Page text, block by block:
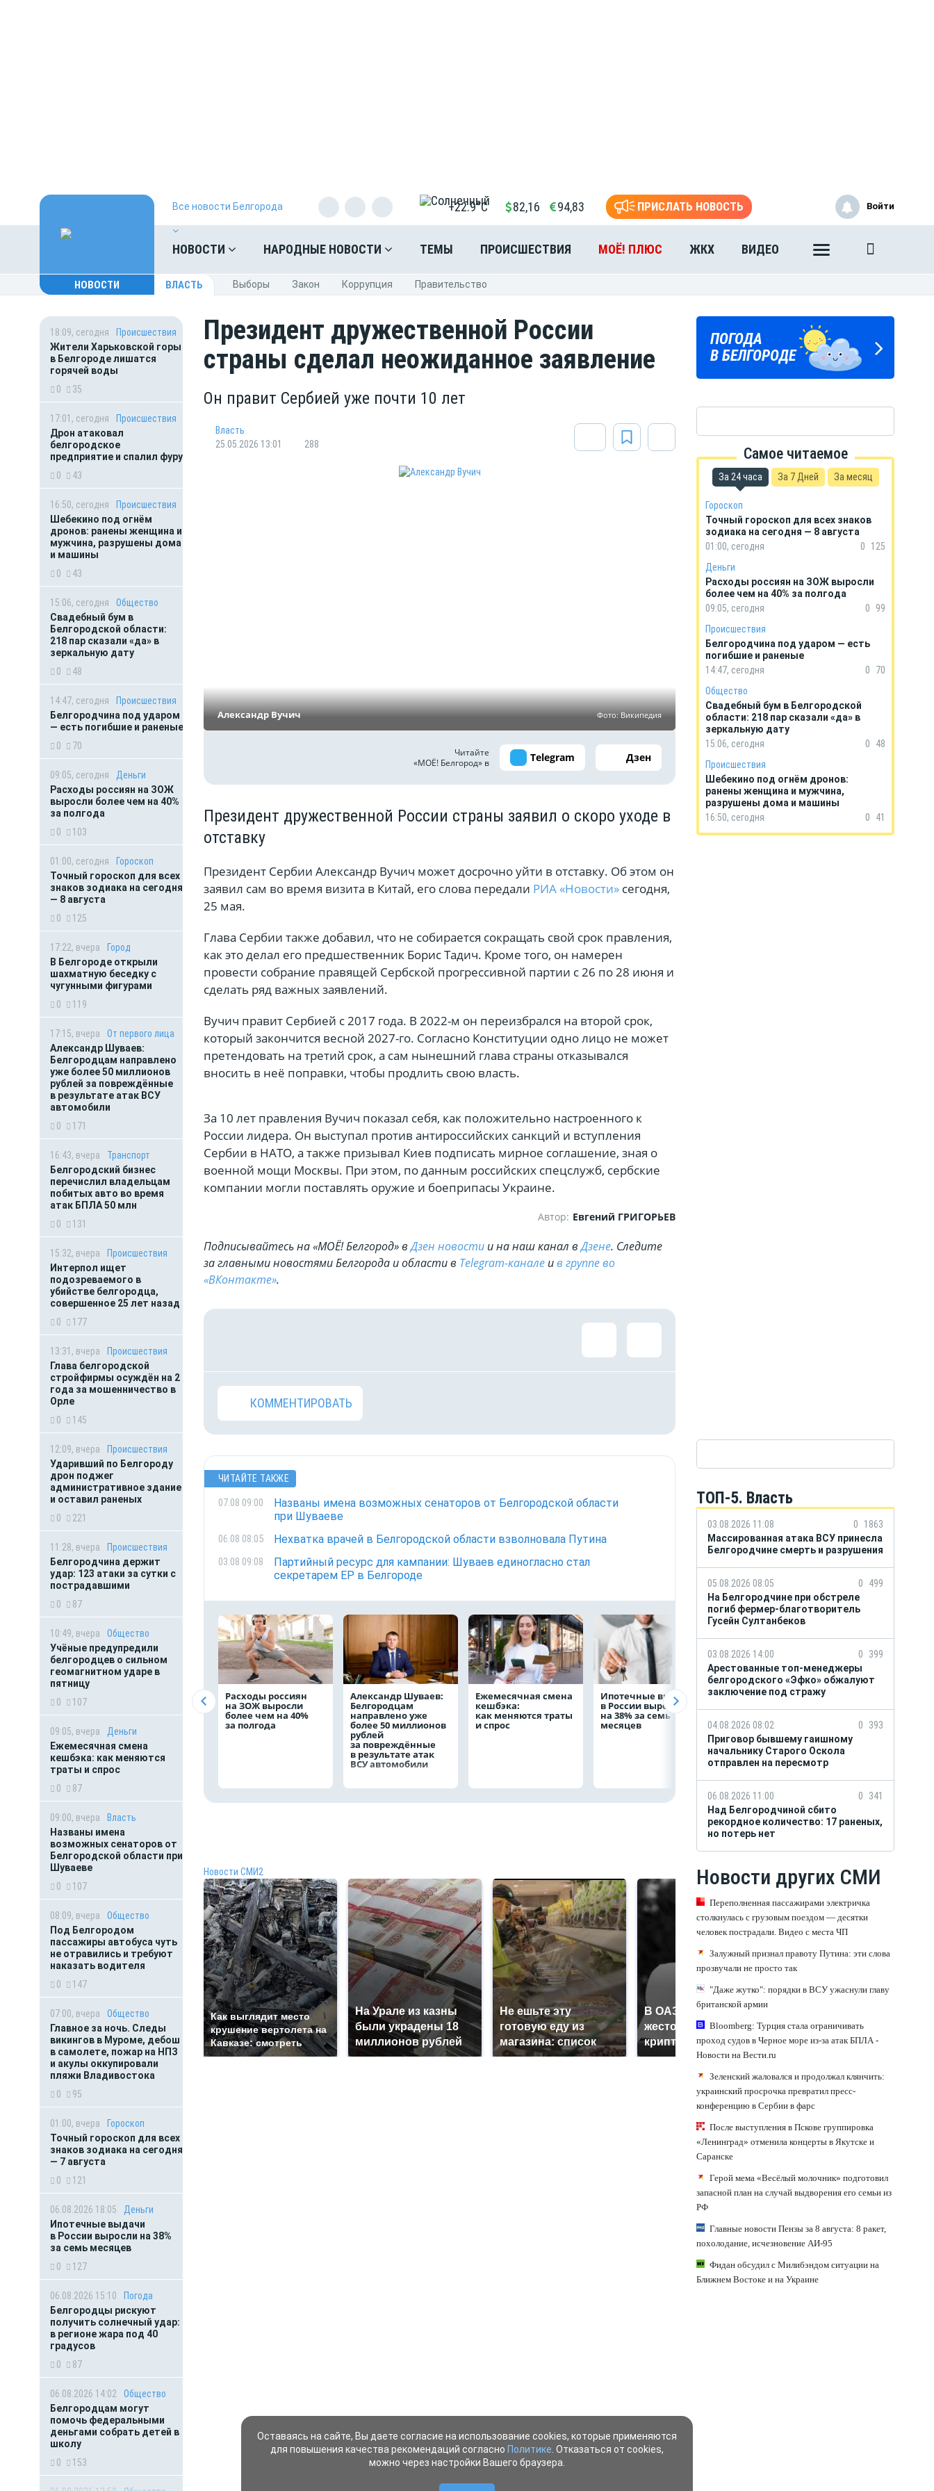
Все новости Белгорода +22.9°C 82,16 94,83 ПРИСЛАТЬ НОВОСТЬ
НОВОСТИ НАРОДНЫЕ НОВОСТИ ТЕМЫ ПРОИСШЕСТВИЯ МОЁ! ПЛЮС ЖКХ ВИДЕО
Войти
НОВОСТИ ВЛАСТЬ Выборы Закон Коррупция Правительство
18:09, сегодня
Происшествия
Жители Харьковской горы
в Белгороде лишатся
горячей воды
0
35
17:01, сегодня
Происшествия
Дрон атаковал
белгородское
предприятие и спалил фуру
0
43
16:50, сегодня
Происшествия
Шебекино под огнём
дронов: ранены женщина и
мужчина, разрушены дома
и машины
0
43
15:06, сегодня
Общество
Свадебный бум в
Белгородской области:
218 пар сказали «да» в
зеркальную дату
0
48
14:47, сегодня
Происшествия
Белгородчина под ударом
— есть погибшие и раненые
0
70
09:05, сегодня
Деньги
Расходы россиян на ЗОЖ
выросли более чем на 40%
за полгода
0
103
01:00, сегодня
Гороскоп
Точный гороскоп для всех
знаков зодиака на сегодня
— 8 августа
0
125
17:22, вчера
Город
В Белгороде открыли
шахматную беседку с
чугунными фигурами
0
119
17:15, вчера
От первого лица
Александр Шуваев:
Белгородцам направлено
уже более 50 миллионов
рублей за повреждённые
в результате атак ВСУ
автомобили
0
171
16:43, вчера
Транспорт
Белгородский бизнес
перечислил владельцам
побитых авто во время
атак БПЛА 50 млн
0
131
15:32, вчера
Происшествия
Интерпол ищет
подозреваемого в
убийстве белгородца,
совершенное 25 лет назад
0
177
13:31, вчера
Происшествия
Глава белгородской
стройфирмы осуждён на 2
года за мошенничество в
Орле
0
145
12:09, вчера
Происшествия
Ударивший по Белгороду
дрон поджег
административное здание
и оставил раненых
0
221
11:28, вчера
Происшествия
Белгородчина держит
удар: 123 атаки за сутки с
пострадавшими
0
87
10:49, вчера
Общество
Учёные предупредили
белгородцев о сильном
геомагнитном ударе в
пятницу
0
107
09:05, вчера
Деньги
Ежемесячная смена
кешбэка: как меняются
траты и спрос
0
87
09:00, вчера
Власть
Названы имена
возможных сенаторов от
Белгородской области при
Шуваеве
0
107
08:09, вчера
Общество
Под Белгородом
пассажиры автобуса чуть
не отравились и требуют
наказать водителя
0
147
07:00, вчера
Общество
Главное за ночь. Следы
викингов в Муроме, дебош
в самолете, пожар на НПЗ
и акулы оккупировали
пляжи Владивостока
0
95
01:00, вчера
Гороскоп
Точный гороскоп для всех
знаков зодиака на сегодня
— 7 августа
0
121
06.08.2026 18:05
Деньги
Ипотечные выдачи
в России выросли на 38%
за семь месяцев
0
127
06.08.2026 15:10
Погода
Белгородцы рискуют
получить солнечный удар:
в регионе жара под 40
градусов
0
87
06.08.2026 14:02
Общество
Белгородцам могут
помочь федеральными
деньгами собрать детей в
школу
0
153
Президент дружественной России
страны сделал неожиданное заявление
Он правит Сербией уже почти 10 лет
Власть
25.05.2026 13:01
288
Александр Вучич Фото: Википедия
Читайте
«МОЁ! Белгород» в
Telegram Дзен
Президент дружественной России страны заявил о скоро уходе в
отставку
Президент Сербии Александр Вучич может досрочно уйти в отставку. Об этом он
заявил сам во время визита в Китай, его слова передали РИА «Новости» сегодня,
25 мая.
Глава Сербии также добавил, что не собирается сокращать свой срок правления,
как это делал его предшественник Борис Тадич. Кроме того, он намерен
провести собрание правящей Сербской прогрессивной партии с 26 по 28 июня и
сделать ряд важных заявлений.
Вучич правит Сербией с 2017 года. В 2022-м он переизбрался на второй срок,
который закончится весной 2027-го. Согласно Конституции одно лицо не может
претендовать на третий срок, а сам нынешний глава страны отказывался
вносить в неё поправки, чтобы продлить свою власть.
За 10 лет правления Вучич показал себя, как положительно настроенного к
России лидера. Он выступал против антироссийских санкций и вступления
Сербии в НАТО, а также призывал Киев подписать мирное соглашение, зная о
военной мощи Москвы. При этом, по данным российских спецслужб, сербские
компании могли поставлять оружие и боеприпасы Украине.
Автор: Евгений ГРИГОРЬЕВ
Подписывайтесь на «МОЁ! Белгород» вДзен новости и на наш канал вДзене. Cледите
за главными новостями Белгорода и области в Telegram-канале ив группе во
«ВКонтакте».
КОММЕНТИРОВАТЬ
ЧИТАЙТЕ ТАКЖЕ
07.08 09:00
Названы имена возможных сенаторов от Белгородской области
при Шуваеве
06.08 08:05 Нехватка врачей в Белгородской области взволновала Путина
03.08 09:08
Партийный ресурс для кампании: Шуваев единогласно стал
секретарем ЕР в Белгороде
Расходы россиян
на ЗОЖ выросли
более чем на 40%
за полгода
Александр Шуваев:
Белгородцам
направлено уже
более 50 миллионов
рублей
за повреждённые
в результате атак
ВСУ автомобили
Ежемесячная смена
кешбэка:
как меняются траты
и спрос
Ипотечные выдачи
в России выросли
на 38% за семь
месяцев
Президент России
встречу с врио
губернатора
Белгородской
области
Александром
налоговиков 5
рублей
Новости СМИ2
Как выглядит место
крушение вертолета на
Кавказе: смотреть
На Урале из казны
были украдены 18
миллионов рублей
Не ешьте эту
готовую еду из
магазина: список
В ОАЭ произошло
жестокое убийство
криптомиллионера
падению вертолета на
Кавказе: читать здесь
ПОГОДА
В БЕЛГОРОДЕ
Подпишись
на тг-канал
«МОЁ! Белгород»
ГОРОСКОП
НА КАЖДЫЙ ДЕНЬ
Самое читаемое
За 24 часа За 7 Дней За месяц
Гороскоп
Точный гороскоп для всех знаков
зодиака на сегодня — 8 августа
01:00, сегодня
0
125
Деньги
Расходы россиян на ЗОЖ выросли
более чем на 40% за полгода
09:05, сегодня
0
99
Происшествия
Белгородчина под ударом — есть
погибшие и раненые
14:47, сегодня
0
70
Общество
Свадебный бум в Белгородской
области: 218 пар сказали «да» в
зеркальную дату
15:06, сегодня
0
48
Происшествия
Шебекино под огнём дронов:
ранены женщина и мужчина,
разрушены дома и машины
16:50, сегодня
0 41
ТОП-5. Власть
03.08.2026 11:08 0
1863
Массированная атака ВСУ принесла
Белгородчине смерть и разрушения
05.08.2026 08:05 0
499
На Белгородчине при обстреле
погиб фермер-благотворитель
Гусейн Султанбеков
03.08.2026 14:00 0
399
Арестованные топ-менеджеры
белгородского «Эфко» обжалуют
заключение под стражу
04.08.2026 08:02 0
393
Приговор бывшему гаишному
начальнику Старого Оскола
отправлен на пересмотр
06.08.2026 11:00 0
341
Над Белгородчиной сбито
рекордное количество: 17 раненых,
но потерь нет
Новости других СМИ
Переполненная пассажирами электричка
столкнулась с грузовым поездом — десятки
человек пострадали. Видео с места ЧП
Залужный признал правоту Путина: эти слова
прозвучали не просто так
"Даже жутко": порядки в ВСУ ужаснули главу
британской армии
Bloomberg: Турция стала ограничивать
проход судов в Черное море из-за атак БПЛА -
Новости на Вести.ru
Зеленский жаловался и продолжал клянчить:
украинский просрочка превратил пресс-
конференцию в Сербии в фарс
После выступления в Пскове группировка
«Ленинград» отменила концерты в Якутске и
Саранске
Герой мема «Весёлый молочник» подготовил
запасной план на случай выдворения его семьи из
РФ
Главные новости Пензы за 8 августа: 8 ракет,
похолодание, исчезновение АИ-95
Фидан обсудил с Милибэндом ситуации на
Ближнем Востоке и на Украине
Оставаясь на сайте, Вы даете согласие на использование cookies, которые применяются
для повышения качества рекомендаций согласно Политике . Отказаться от cookies,
можно через настройки Вашего браузера.